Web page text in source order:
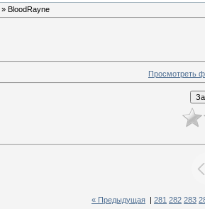
» BloodRayne
Просмотреть
« Предыдущая 281 282 283